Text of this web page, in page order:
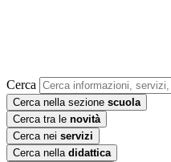
Cerca
Cerca nella sezione scuola
Cerca tra le novità
Cerca nei servizi
Cerca nella didattica